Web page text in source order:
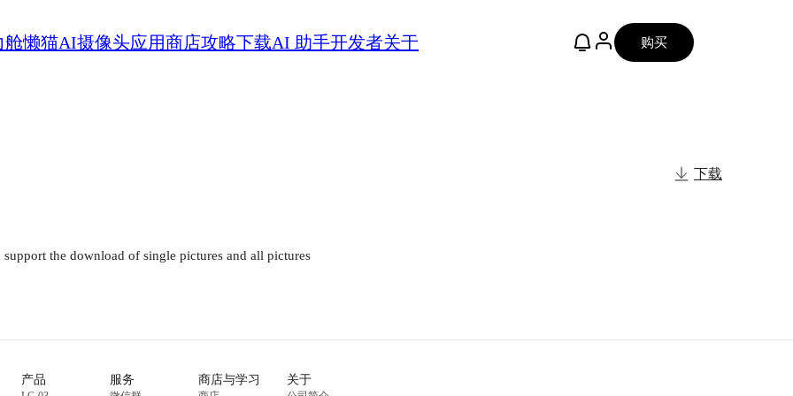
舱懒猫AI摄像头应用商店攻略下载AI 助手开发者关于 购买
下载
产品 服务 商店与学习 关于